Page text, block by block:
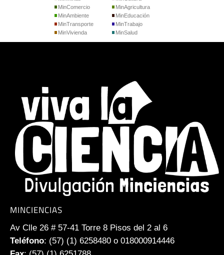
MinComercio
MinAgricultura
MinAmbiente
MinTransporte
MinVivienda
MinEducación
MinTrabajo
MinSalud
MINCIENCIAS
Av Clle 26 # 57-41 Torre 8 Pisos del 2 al 6
Teléfono: (57) (1) 6258480 o 018000914446